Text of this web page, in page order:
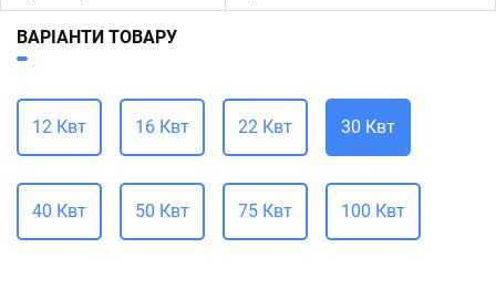
ВАРІАНТИ ТОВАРУ
12 Квт 16 Квт 22 Квт 30 Квт
40 Квт 50 Квт 75 Квт 100 Квт